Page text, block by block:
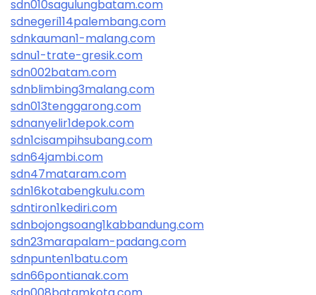
sdn010sagulungbatam.com
sdnegeri114palembang.com
sdnkauman1-malang.com
sdnu1-trate-gresik.com
sdn002batam.com
sdnblimbing3malang.com
sdn013tenggarong.com
sdnanyelir1depok.com
sdn1cisampihsubang.com
sdn64jambi.com
sdn47mataram.com
sdn16kotabengkulu.com
sdntiron1kediri.com
sdnbojongsoang1kabbandung.com
sdn23marapalam-padang.com
sdnpunten1batu.com
sdn66pontianak.com